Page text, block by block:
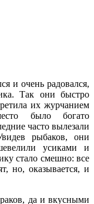
и очень радовался,
Так они быстро
их журчанием
было богато
часто вылезали
рыбаков, они
усиками и
стало смешно: все
но, оказывается, и
да и вкусными